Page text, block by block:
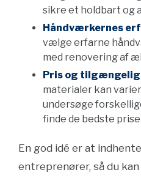
sikre et holdbart og
Håndværkernes
vælge erfarne
med renovering af
Pris og
materialer kan
undersøge
finde de bedste
En god idé er at
entreprenører, så du